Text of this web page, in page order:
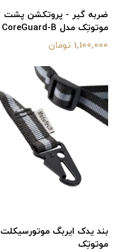
ضربه گیر - پروتکشن پشت
موتوتِک مدل CoreGuard-B
1,100,000 تومان
بند یدک ایربگ موتورسیکلت
موتوتِک